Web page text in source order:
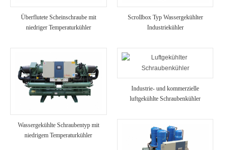
Überflutete Scheinschraube mit
niedriger Temperaturkühler
Scrollbox Typ Wassergekühlter
Industriekühler
Wassergekühlte Schraubentyp mit
niedrigem Temperaturkühler
Industrie- und kommerzielle
luftgekühlte Schraubenkühler